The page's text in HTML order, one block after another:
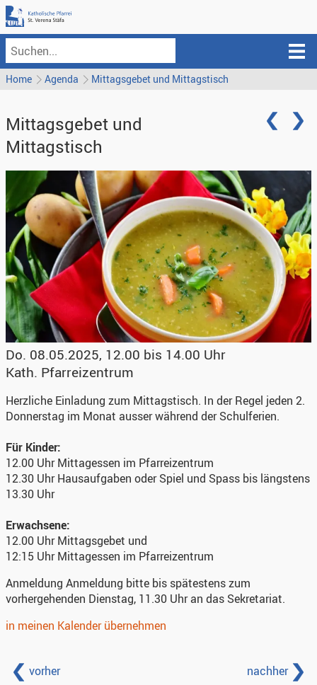
Home Agenda Mittagsgebet und Mittagstisch
Mittagsgebet und
Mittagstisch
Do. 08.05.2025, 12.00 bis 14.00 Uhr
Kath. Pfarreizentrum
Herzliche Einladung zum Mittagstisch. In der Regel jeden 2.
Donnerstag im Monat ausser während der Schulferien.
Für Kinder:
12.00 Uhr Mittagessen im Pfarreizentrum
12.30 Uhr Hausaufgaben oder Spiel und Spass bis längstens
13.30 Uhr
Erwachsene:
12.00 Uhr Mittagsgebet und
12:15 Uhr Mittagessen im Pfarreizentrum
Anmeldung Anmeldung bitte bis spätestens zum
vorhergehenden Dienstag, 11.30 Uhr an das Sekretariat.
in meinen Kalender übernehmen
vorher nachher